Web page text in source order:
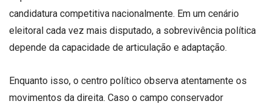
candidatura competitiva nacionalmente. Em um cenário
eleitoral cada vez mais disputado, a sobrevivência política
depende da capacidade de articulação e adaptação.
Enquanto isso, o centro político observa atentamente os
movimentos da direita. Caso o campo conservador